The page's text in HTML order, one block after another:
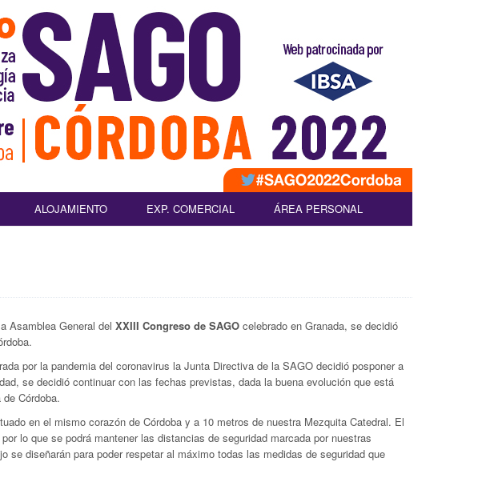
ALOJAMIENTO EXP. COMERCIAL ÁREA PERSONAL
Asamblea General del XXIII Congreso de SAGOcelebrado en Granada, se decidió
por la pandemia del coronavirus la Junta Directiva de la SAGO decidió posponer a
se decidió continuar con las fechas previstas, dada la buena evolución que está
Córdoba.
en el mismo corazón de Córdoba y a 10 metros de nuestra Mezquita Catedral. El
lo que se podrá mantener las distancias de seguridad marcada por nuestras
diseñarán para poder respetar al máximo todas las medidas de seguridad que